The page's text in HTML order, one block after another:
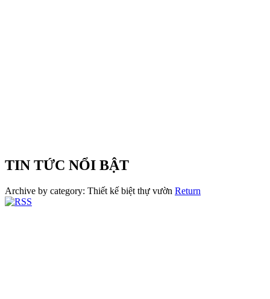
TIN TỨC NỔI BẬT
Archive by category: Thiết kế biệt thự vườn Return